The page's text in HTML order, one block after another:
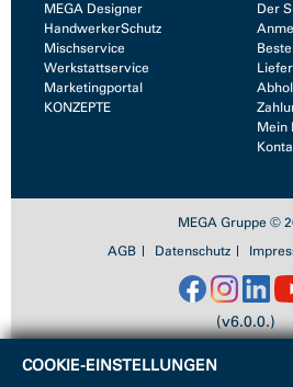
MEGA Designer
HandwerkerSchutz
Mischservice
Werkstattservice
Marketingportal
KONZEPTE
Der
Mein
MEGA Gruppe ©
AGB
Datenschutz
(v6.0.0.)
COOKIE-EINSTELLUNGEN